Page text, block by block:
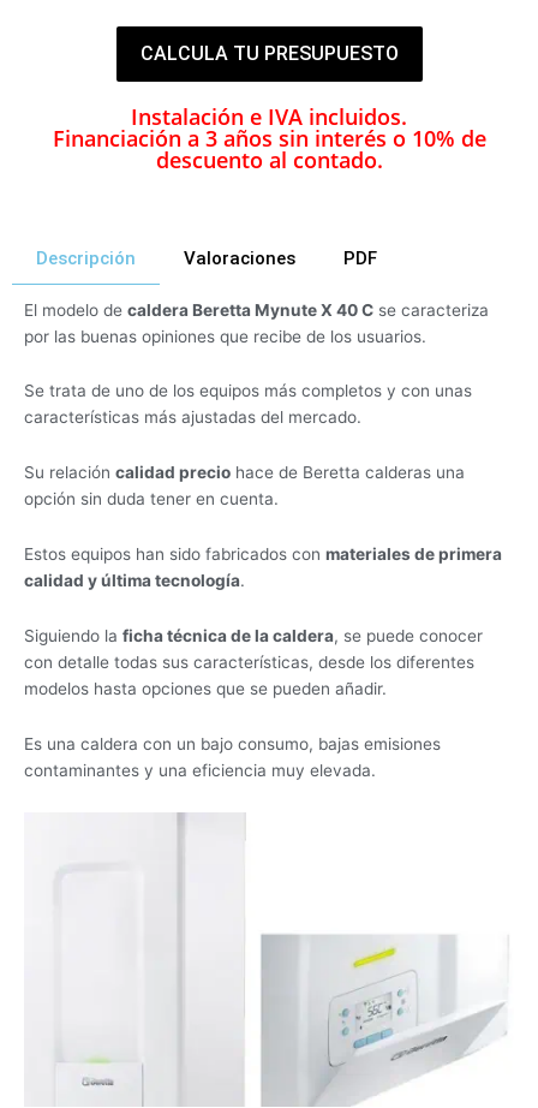
CALCULA TU PRESUPUESTO
Instalación e IVA incluidos.
Financiación a 3 años sin interés o 10% de
descuento al contado.
Descripción Valoraciones PDF
El modelo de caldera Beretta Mynute X 40 C se caracteriza
por las buenas opiniones que recibe de los usuarios.
Se trata de uno de los equipos más completos y con unas
características más ajustadas del mercado.
Su relación calidad precio hace de Beretta calderas una
opción sin duda tener en cuenta.
Estos equipos han sido fabricados con materiales de primera
calidad y última tecnología.
Siguiendo la ficha técnica de la caldera, se puede conocer
con detalle todas sus características, desde los diferentes
modelos hasta opciones que se pueden añadir.
Es una caldera con un bajo consumo, bajas emisiones
contaminantes y una eficiencia muy elevada.